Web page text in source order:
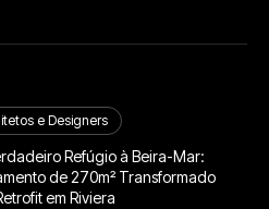
e Designers
Refúgio à Beira-Mar:
de 270m² Transformado
em Riviera